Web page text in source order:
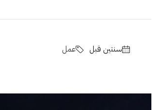
‏سنتين قبل عمل